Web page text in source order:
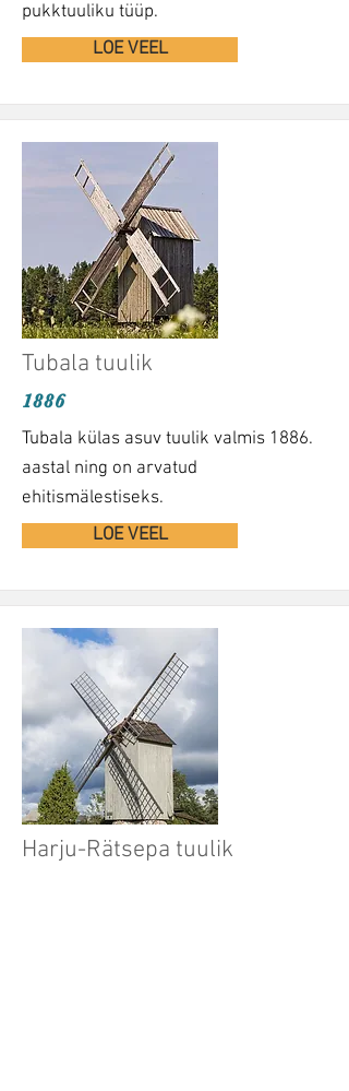
pukktuuliku tüüp.
LOE VEEL
Tubala tuulik
1886
Tubala külas asuv tuulik valmis 1886.
aastal ning on arvatud
ehitismälestiseks.
LOE VEEL
Harju-Rätsepa tuulik